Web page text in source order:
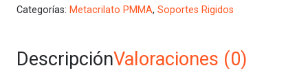
Categorías: Metacrilato PMMA, Soportes Rigidos
DescripciónValoraciones (0)